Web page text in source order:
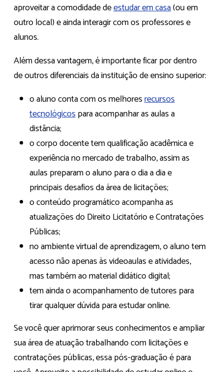
aproveitar a comodidade deestudar em casa(ou em
outro local) e ainda interagir com os professores e
alunos.
Além dessa vantagem, é importante ficar por dentro
de outros diferenciais da instituição de ensino superior:
o aluno conta com os melhoresrecursos
tecnológicospara acompanhar as aulas a
distância;
o corpo docente tem qualificação acadêmica e
experiência no mercado de trabalho, assim as
aulas preparam o aluno para o dia a dia e
principais desafios da área de licitações;
o conteúdo programático acompanha as
atualizações do Direito Licitatório e Contratações
Públicas;
no ambiente virtual de aprendizagem, o aluno tem
acesso não apenas às videoaulas e atividades,
mas também ao material didático digital;
tem ainda o acompanhamento de tutores para
tirar qualquer dúvida para estudar online.
Se você quer aprimorar seus conhecimentos e ampliar
sua área de atuação trabalhando com licitações e
contratações públicas, essa pós-graduação é para